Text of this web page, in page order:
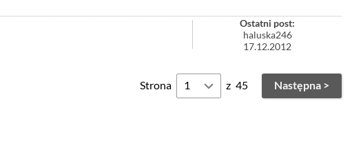
Ostatni post:
haluska246
17.12.2012
Strona z 45 Następna >